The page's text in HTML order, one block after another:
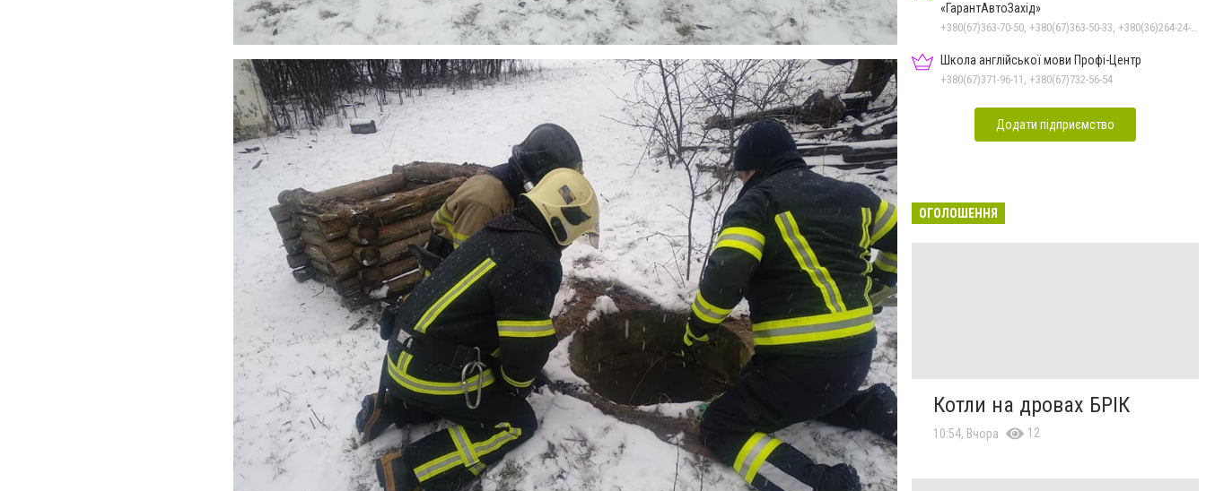
«ГарантАвтоЗахід»
+380(67)363-70-50, +380(67)363-50-33, +380(36)264-24-10
Школа англійської мови Профі-Центр
+380(67)371-96-11, +380(67)732-56-54
Додати підприємство
ОГОЛОШЕННЯ
Котли на дровах БРІК
10:54, Вчора 12